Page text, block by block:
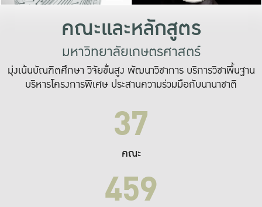
คณะและหลักสูตร
มหาวิทยาลัยเกษตรศาสตร์
มุ่งเน้นบัณฑิตศึกษา วิจัยขั้นสูง พัฒนาวิชาการ บริการวิชาพื้นฐาน
บริหารโครงการพิเศษ ประสานความร่วมมือกับนานาชาติ
37
คณะ
459